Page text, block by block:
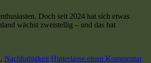
Doch seit 2024 hat sich etwas
wächst zweistellig – und das hat
, Nachhaltigkeit Hinterlasse einen Kommentar